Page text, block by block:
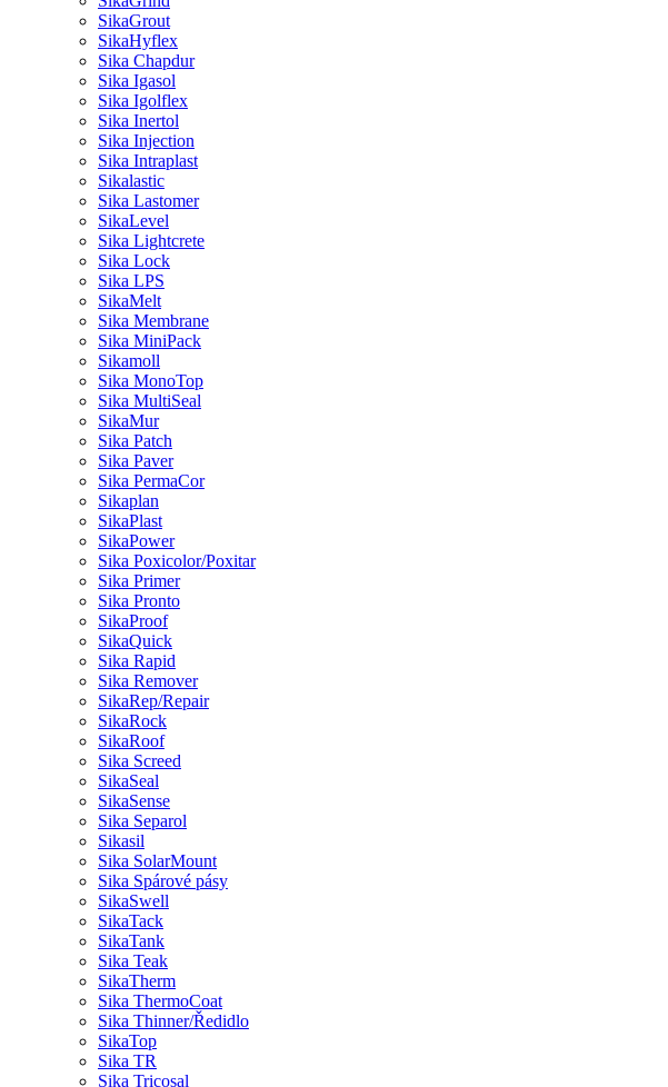
SikaGrout
SikaHyflex
Sika Chapdur
Sika Igasol
Sika Igolflex
Sika Inertol
Sika Injection
Sika Intraplast
Sikalastic
Sika Lastomer
SikaLevel
Sika Lightcrete
Sika Lock
Sika LPS
SikaMelt
Sika Membrane
Sika MiniPack
Sikamoll
Sika MonoTop
Sika MultiSeal
SikaMur
Sika Patch
Sika Paver
Sika PermaCor
Sikaplan
SikaPlast
SikaPower
Sika Poxicolor/Poxitar
Sika Primer
Sika Pronto
SikaProof
SikaQuick
Sika Rapid
Sika Remover
SikaRep/Repair
SikaRock
SikaRoof
Sika Screed
SikaSeal
SikaSense
Sika Separol
Sikasil
Sika SolarMount
Sika Spárové pásy
SikaSwell
SikaTack
SikaTank
Sika Teak
SikaTherm
Sika ThermoCoat
Sika Thinner/Ředidlo
SikaTop
Sika TR
Sika Tricosal